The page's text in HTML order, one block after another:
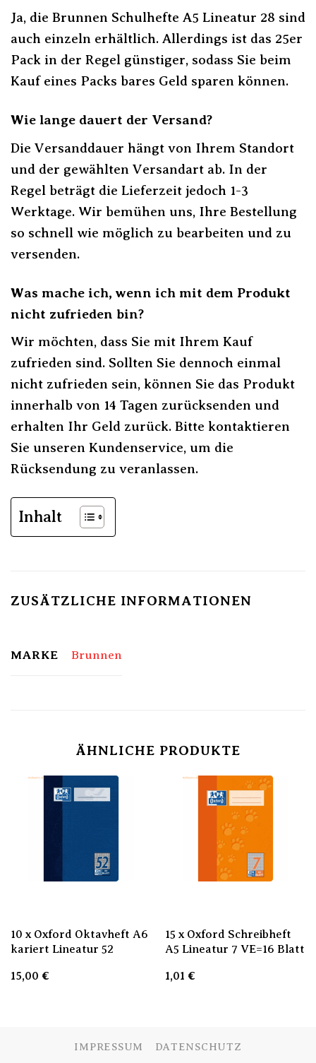
Ja, die Brunnen Schulhefte A5 Lineatur 28 sind
auch einzeln erhältlich. Allerdings ist das 25er
Pack in der Regel günstiger, sodass Sie beim
Kauf eines Packs bares Geld sparen können.
Wie lange dauert der Versand?
Die Versanddauer hängt von Ihrem Standort
und der gewählten Versandart ab. In der
Regel beträgt die Lieferzeit jedoch 1-3
Werktage. Wir bemühen uns, Ihre Bestellung
so schnell wie möglich zu bearbeiten und zu
versenden.
Was mache ich, wenn ich mit dem Produkt
nicht zufrieden bin?
Wir möchten, dass Sie mit Ihrem Kauf
zufrieden sind. Sollten Sie dennoch einmal
nicht zufrieden sein, können Sie das Produkt
innerhalb von 14 Tagen zurücksenden und
erhalten Ihr Geld zurück. Bitte kontaktieren
Sie unseren Kundenservice, um die
Rücksendung zu veranlassen.
Inhalt
ZUSÄTZLICHE INFORMATIONEN
MARKE Brunnen
ÄHNLICHE PRODUKTE
10 x Oxford Oktavheft A6
kariert Lineatur 52
15,00 €
15 x Oxford Schreibheft
A5 Lineatur 7 VE=16 Blatt
1,01 €
IMPRESSUM DATENSCHUTZ